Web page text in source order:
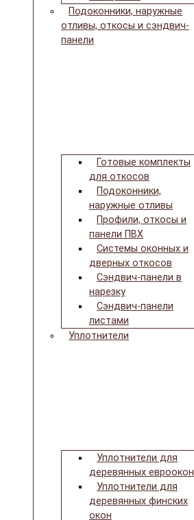
Подоконники, наружные
отливы, откосы и сэндвич-
панели
Готовые комплекты
для откосов
Подоконники,
наружные отливы
Профили, откосы и
панели ПВХ
Системы оконных и
дверных откосов
Сэндвич-панели в
нарезку
Сэндвич-панели
листами
Уплотнители
Уплотнители для
деревянных евроокон
Уплотнители для
деревянных финских
окон